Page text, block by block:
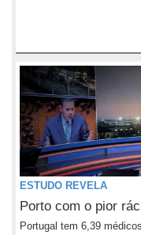
ESTUDO REVELA
Porto com o pior
Portugal tem 6,39